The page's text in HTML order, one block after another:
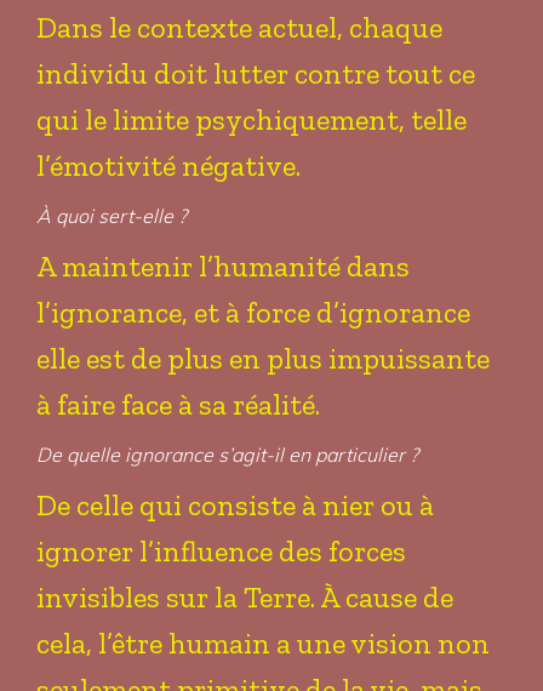
Dans le contexte actuel, chaque
individu doit lutter contre tout ce
qui le limite psychiquement, telle
l’émotivité négative.
À quoi sert-elle ?
A maintenir l’humanité dans
l’ignorance, et à force d’ignorance
elle est de plus en plus impuissante
à faire face à sa réalité.
De quelle ignorance s’agit-il en particulier ?
De celle qui consiste à nier ou à
ignorer l’influence des forces
invisibles sur la Terre. À cause de
cela, l’être humain a une vision non